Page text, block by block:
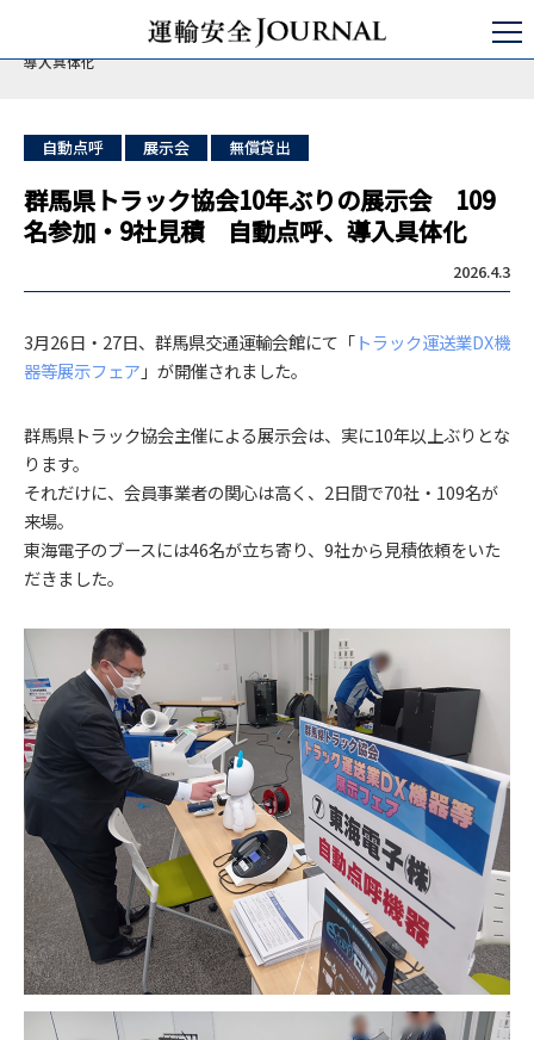
点呼
自動点呼
群馬県トラック協会10年ぶりの展示会 109名参加・9社見積 自動点呼、
導入具体化
自動点呼 展示会 無償貸出
群馬県トラック協会10年ぶりの展示会 109
名参加・9社見積 自動点呼、導入具体化
2026.4.3
3月26日・27日、群馬県交通運輸会館にて「トラック運送業DX機
器等展示フェア 」が開催されました。
群馬県トラック協会主催による展示会は、実に10年以上ぶりとな
ります。
それだけに、会員事業者の関心は高く、2日間で70社・109名が
来場。
東海電子のブースには46名が立ち寄り、9社から見積依頼をいた
だきました。